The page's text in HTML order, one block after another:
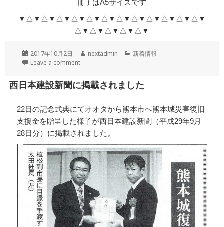
冊子はA5サイズです
▼△▼△▼△▼△▼△▼△▼△▼△▼△▼△▼△▼△▼
△▼△▼△▼△▼△▼
投
稿
2017年10月2日
作
nextadmin
カ
リ
ー
新着情報
Leave a comment
西日本建設新聞に掲載されました
22日の記念式典にてオオタから熊本市へ熊本城災害復旧
支援金を贈呈した様子が西日本建設新聞（平成29年9月
28日分）に掲載されました。